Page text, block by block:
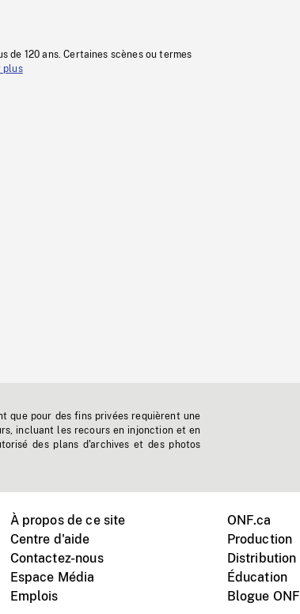
de 120 ans. Certaines scènes ou termes
plus
que pour des fins privées requièrent une
incluant les recours en injonction et en
des plans d'archives et des photos
À propos de ce site
Centre d'aide
Contactez-nous
Espace Média
Emplois
ONF.ca
Production
Distribution
Éducation
Blogue ONF